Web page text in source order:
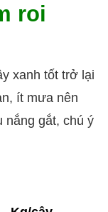
roi
xanh tốt trở lại
ít mưa nên
nắng gắt, chú ý